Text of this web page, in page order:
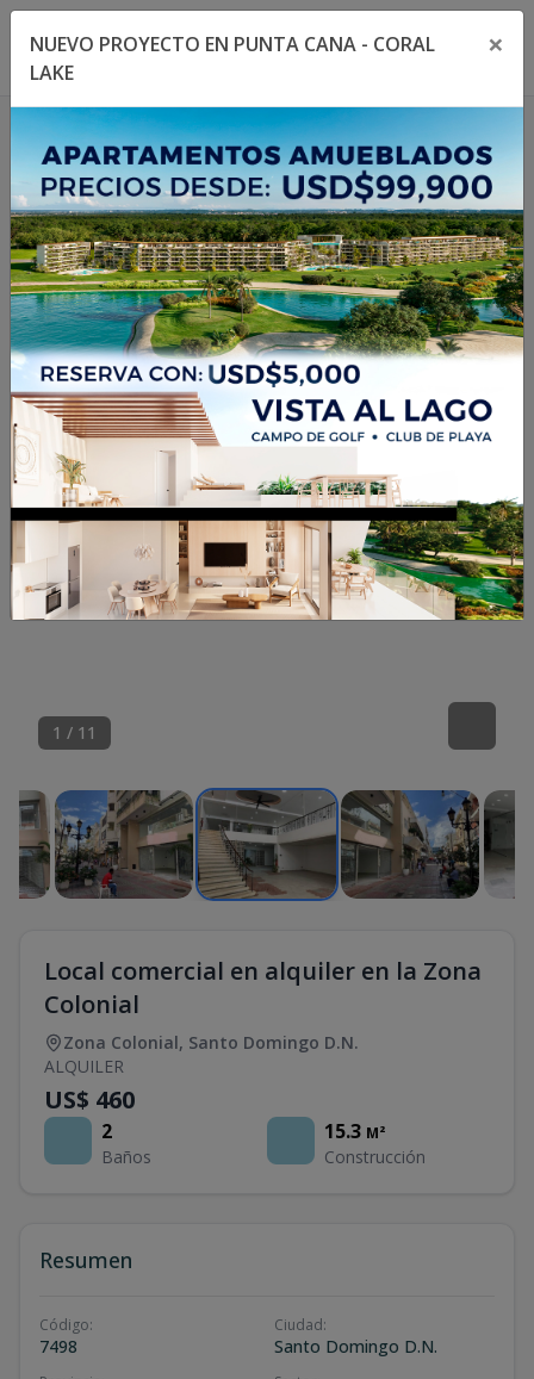
Toggle navigation menu
1 / 11
Local comercial en alquiler en la Zona
Colonial
Zona Colonial, Santo Domingo D.N.
ALQUILER
US$ 460
2
Baños
15.3 M²
Construcción
Resumen
Código:
7498
Ciudad:
Santo Domingo D.N.
NUEVO PROYECTO EN PUNTA CANA - CORAL
LAKE
×